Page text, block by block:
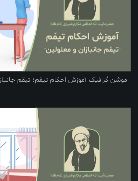
آموزش احکام تیمّم؛ تیمّم جانبازان و معلولین